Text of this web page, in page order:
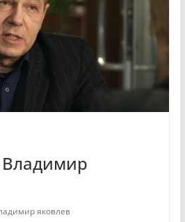
яковлев